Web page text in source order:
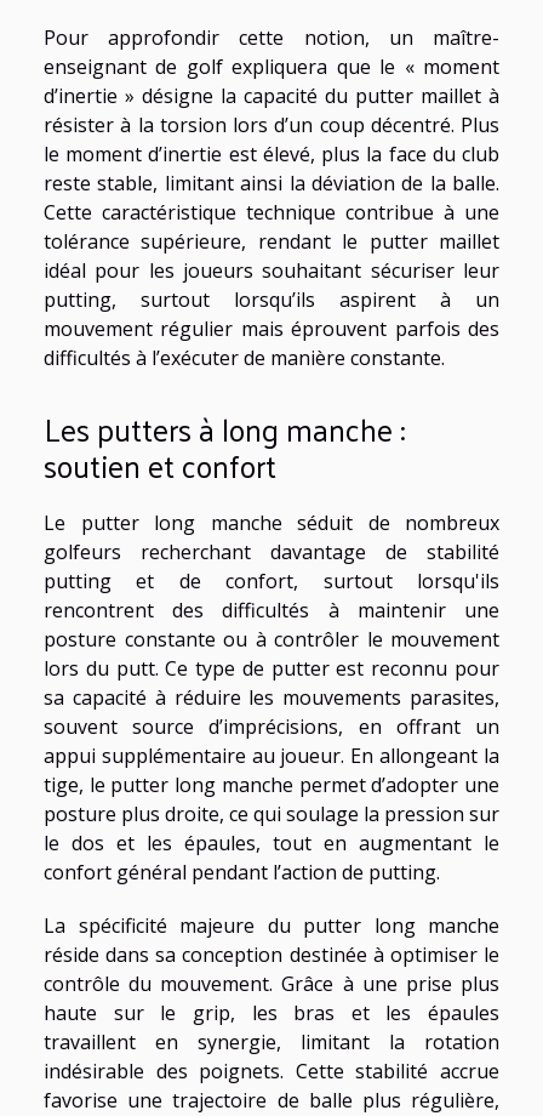
Pour approfondir cette notion, un maître-
enseignant de golf expliquera que le « moment
d’inertie » désigne la capacité du putter maillet à
résister à la torsion lors d’un coup décentré. Plus
le moment d’inertie est élevé, plus la face du club
reste stable, limitant ainsi la déviation de la balle.
Cette caractéristique technique contribue à une
tolérance supérieure, rendant le putter maillet
idéal pour les joueurs souhaitant sécuriser leur
putting, surtout lorsqu’ils aspirent à un
mouvement régulier mais éprouvent parfois des
difficultés à l’exécuter de manière constante.
Les putters à long manche :
soutien et confort
Le putter long manche séduit de nombreux
golfeurs recherchant davantage de stabilité
putting et de confort, surtout lorsqu'ils
rencontrent des difficultés à maintenir une
posture constante ou à contrôler le mouvement
lors du putt. Ce type de putter est reconnu pour
sa capacité à réduire les mouvements parasites,
souvent source d’imprécisions, en offrant un
appui supplémentaire au joueur. En allongeant la
tige, le putter long manche permet d’adopter une
posture plus droite, ce qui soulage la pression sur
le dos et les épaules, tout en augmentant le
confort général pendant l’action de putting.
La spécificité majeure du putter long manche
réside dans sa conception destinée à optimiser le
contrôle du mouvement. Grâce à une prise plus
haute sur le grip, les bras et les épaules
travaillent en synergie, limitant la rotation
indésirable des poignets. Cette stabilité accrue
favorise une trajectoire de balle plus régulière,